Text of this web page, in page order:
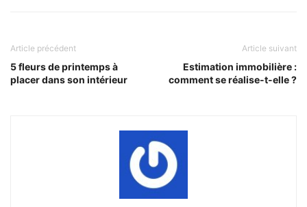
Article précédent
5 fleurs de printemps à
placer dans son intérieur
Article suivant
Estimation immobilière :
comment se réalise-t-elle ?